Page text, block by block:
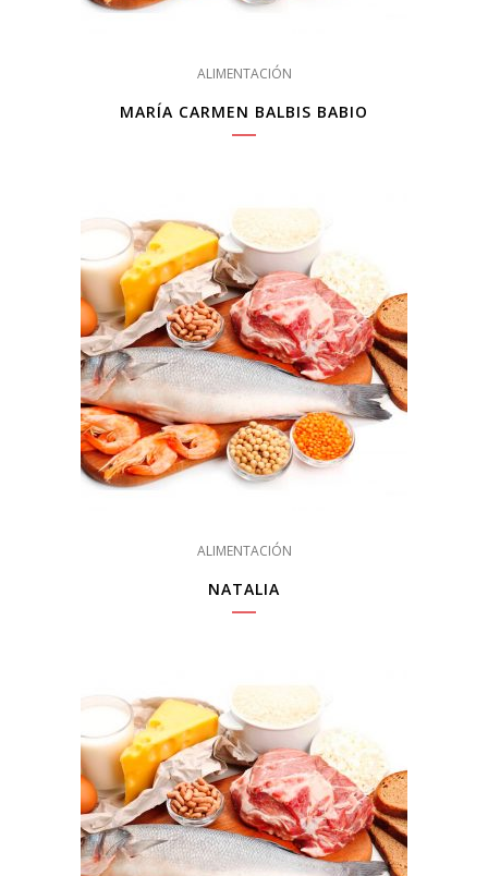
ALIMENTACIÓN
MARÍA CARMEN BALBIS BABIO
ALIMENTACIÓN
NATALIA